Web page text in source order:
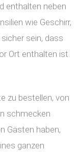
enthalten neben
wie Geschirr,
sein, dass
Ort enthalten ist.
zu bestellen, von
schmecken
Gästen haben,
ganzen